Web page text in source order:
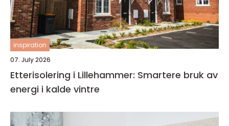
inspiration
07. July 2026
Etterisolering i Lillehammer: Smartere bruk av
energi i kalde vintre